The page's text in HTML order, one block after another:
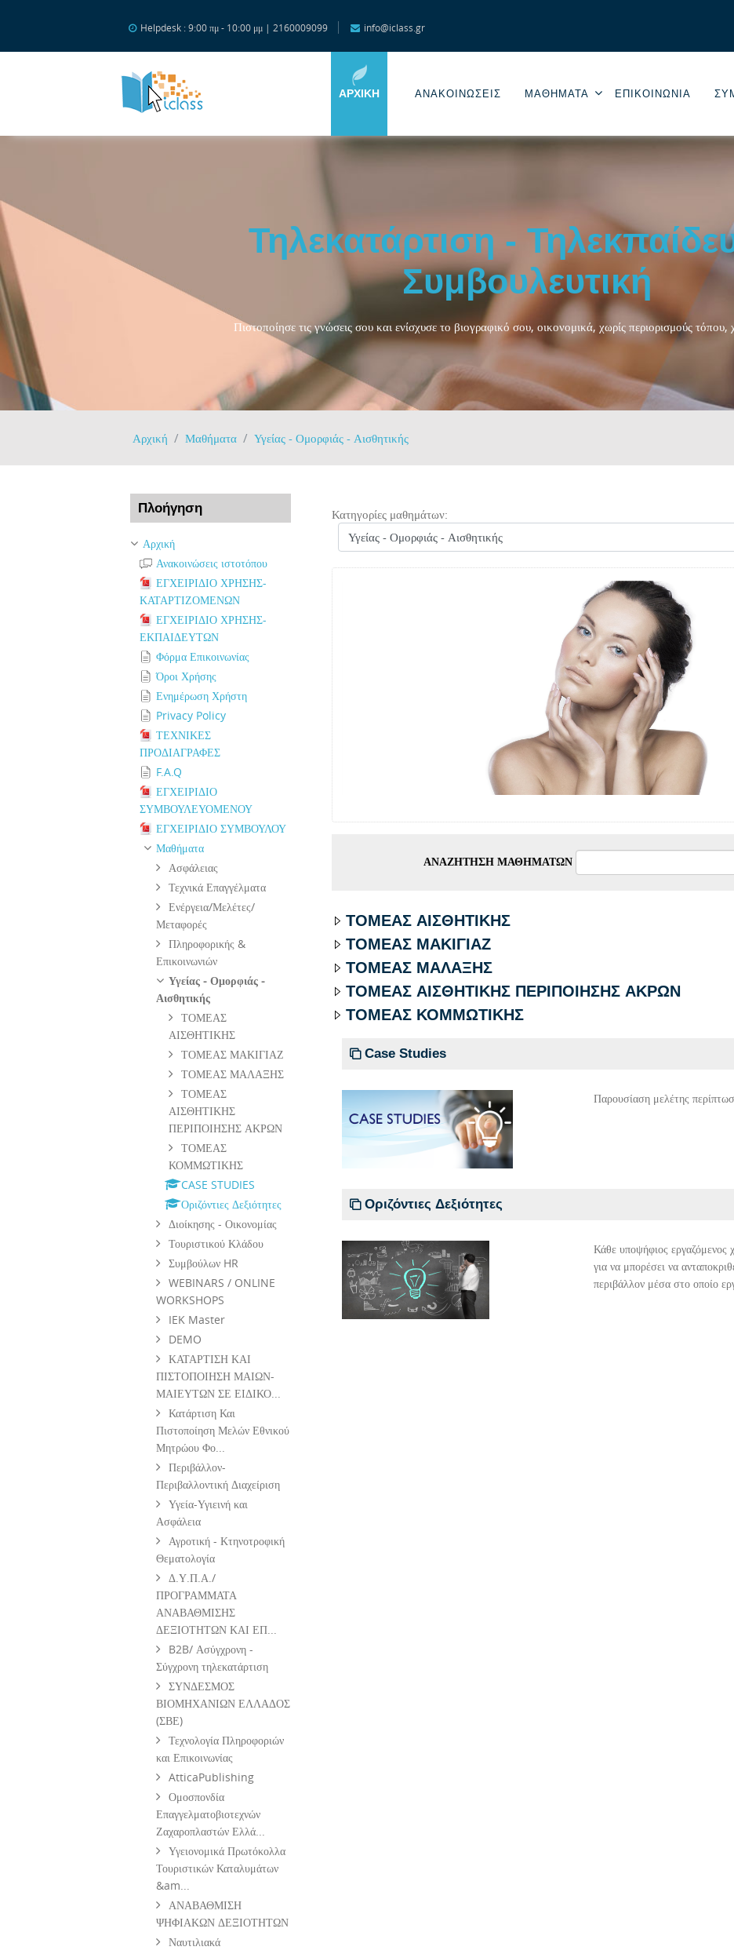
Helpdesk : 9:00 πμ - 10:00 μμ | 2160009099 info@iclass.gr
ΑΡΧΙΚΉ ΑΝΑΚΟΙΝΩΣΕΙΣ ΜΑΘΗΜΑΤΑ ΕΠΙΚΟΙΝΩΝΊΑ
Τηλεκατάρτιση -
Συμβουλευτική
Πιστοποίησε τις γνώσεις σου και ενίσχυσε το βιογραφικό σου, οικονομικά, χωρίς περιορισμούς
Αρχική Μαθήματα Υγείας - Ομορφιάς - Αισθητικής
Κατηγορίες μαθημάτων:
ΑΝΑΖΉΤΗΣΗ ΜΑΘΗΜΆΤΩΝ
ΤΟΜΕΑΣ ΑΙΣΘΗΤΙΚΗΣ
ΤΟΜΕΑΣ ΜΑΚΙΓΙΑΖ
ΤΟΜΕΑΣ ΜΑΛΑΞΗΣ
ΤΟΜΕΑΣ ΑΙΣΘΗΤΙΚΗΣ ΠΕΡΙΠΟΙΗΣΗΣ ΑΚΡΩΝ
ΤΟΜΕΑΣ ΚΟΜΜΩΤΙΚΗΣ
Case Studies
Παρουσίαση μελέτης
Οριζόντιες Δεξιότητες
Κάθε υποψήφιος εργαζόμενος
για να μπορέσει να
περιβάλλον μέσα στο οποίο
Πλοήγηση
Αρχική
Ανακοινώσεις ιστοτόπου
ΕΓΧΕΙΡΙΔΙΟ ΧΡΗΣΗΣ-
ΚΑΤΑΡΤΙΖΟΜΕΝΩΝ
ΕΓΧΕΙΡΙΔΙΟ ΧΡΗΣΗΣ-
ΕΚΠΑΙΔΕΥΤΩΝ
Φόρμα Επικοινωνίας
Όροι Χρήσης
Ενημέρωση Χρήστη
Privacy Policy
ΤΕΧΝΙΚΕΣ
ΠΡΟΔΙΑΓΡΑΦΕΣ
F.A.Q
ΕΓΧΕΙΡΙΔΙΟ
ΣΥΜΒΟΥΛΕΥΟΜΕΝΟΥ
ΕΓΧΕΙΡΙΔΙΟ ΣΥΜΒΟΥΛΟΥ
Μαθήματα
Ασφάλειας
Τεχνικά Επαγγέλματα
Ενέργεια/Μελέτες/
Μεταφορές
Πληροφορικής &
Επικοινωνιών
Υγείας - Ομορφιάς -
Αισθητικής
ΤΟΜΕΑΣ
ΑΙΣΘΗΤΙΚΗΣ
ΤΟΜΕΑΣ ΜΑΚΙΓΙΑΖ
ΤΟΜΕΑΣ ΜΑΛΑΞΗΣ
ΤΟΜΕΑΣ
ΑΙΣΘΗΤΙΚΗΣ
ΠΕΡΙΠΟΙΗΣΗΣ ΑΚΡΩΝ
ΤΟΜΕΑΣ
ΚΟΜΜΩΤΙΚΗΣ
CASE STUDIES
Οριζόντιες Δεξιότητες
Διοίκησης - Οικονομίας
Τουριστικού Κλάδου
Συμβούλων HR
WEBINARS / ONLINE
WORKSHOPS
IEK Master
DEMO
ΚΑΤΑΡΤΙΣΗ ΚΑΙ
ΠΙΣΤΟΠΟΙΗΣΗ ΜΑΙΩΝ-
ΜΑΙΕΥΤΩΝ ΣΕ ΕΙΔΙΚΟ...
Κατάρτιση Και
Πιστοποίηση Μελών Εθνικού
Μητρώου Φο...
Περιβάλλον-
Περιβαλλοντική Διαχείριση
Υγεία-Υγιεινή και
Ασφάλεια
Αγροτική - Κτηνοτροφική
Θεματολογία
Δ.Υ.Π.Α./
ΠΡΟΓΡΑΜΜΑΤΑ
ΑΝΑΒΑΘΜΙΣΗΣ
ΔΕΞΙΟΤΗΤΩΝ ΚΑΙ ΕΠ...
B2B/ Ασύγχρονη -
Σύγχρονη τηλεκατάρτιση
ΣΥΝΔΕΣΜΟΣ
ΒΙΟΜΗΧΑΝΙΩΝ ΕΛΛΑΔΟΣ
(ΣΒΕ)
Τεχνολογία Πληροφοριών
και Επικοινωνίας
AtticaPublishing
Ομοσπονδία
Επαγγελματοβιοτεχνών
Ζαχαροπλαστών Ελλά...
Υγειονομικά Πρωτόκολλα
Τουριστικών Καταλυμάτων
&am...
ΑΝΑΒΑΘΜΙΣΗ
ΨΗΦΙΑΚΩΝ ΔΕΞΙΟΤΗΤΩΝ
Ναυτιλιακά